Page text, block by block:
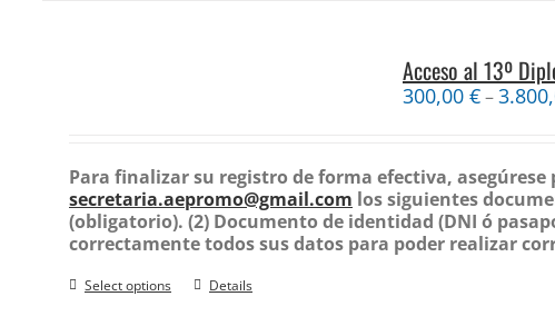
Acceso al 13º
300,00 €–
Para finalizar su registro de forma efectiva, asegúrese
secretaria.aepromo@gmail.com los siguientes
(obligatorio). (2) Documento de identidad (DNI ó
correctamente todos sus datos para poder realizar
Select options Details